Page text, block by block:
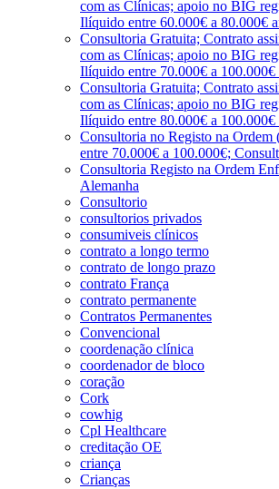
com as Clínicas; apoio no BIG
Ilíquido entre 60.000€ a 80.000€
Consultoria Gratuita; Contrato
com as Clínicas; apoio no BIG
Ilíquido entre 70.000€ a 100.000€
Consultoria Gratuita; Contrato
com as Clínicas; apoio no BIG
Ilíquido entre 80.000€ a 100.000€
Consultoria no Registo na Ordem
entre 70.000€ a 100.000€;
Consultoria Registo na Ordem
Alemanha
Consultorio
consultorios privados
consumiveis clínicos
contrato a longo termo
contrato de longo prazo
contrato França
contrato permanente
Contratos Permanentes
Convencional
coordenação clínica
coordenador de bloco
coração
Cork
cowhig
Cpl Healthcare
creditação OE
criança
Crianças